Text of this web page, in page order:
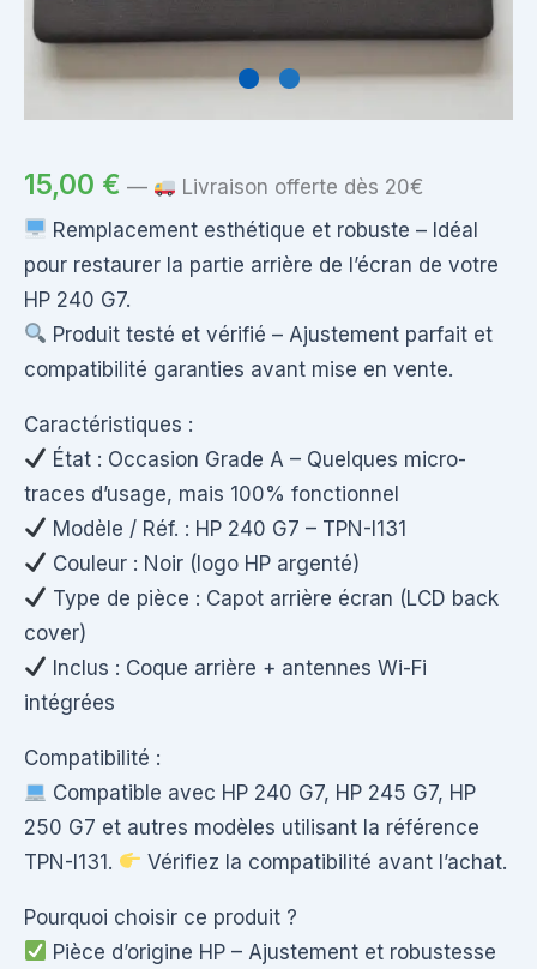
15,00 € —
Livraison offerte dès 20€
Remplacement esthétique et robuste – Idéal
pour restaurer la partie arrière de l’écran de votre
HP 240 G7.
Produit testé et vérifié – Ajustement parfait et
compatibilité garanties avant mise en vente.
Caractéristiques :
État : Occasion Grade A – Quelques micro-
traces d’usage, mais 100% fonctionnel
Modèle / Réf. : HP 240 G7 – TPN-I131
Couleur : Noir (logo HP argenté)
Type de pièce : Capot arrière écran (LCD back
cover)
Inclus : Coque arrière + antennes Wi-Fi
intégrées
Compatibilité :
Compatible avec HP 240 G7, HP 245 G7, HP
250 G7 et autres modèles utilisant la référence
TPN-I131.
Vérifiez la compatibilité avant l’achat.
Pourquoi choisir ce produit ?
Pièce d’origine HP – Ajustement et robustesse